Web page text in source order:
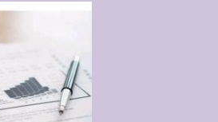
Swimming Lessons at New
Pool
Play is Our Brain’s Favorite